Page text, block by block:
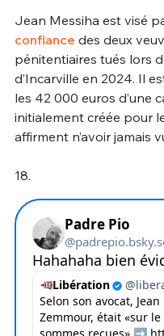
Jean Messiha est visé
confiance des deux
pénitentiaires tués lors
d’Incarville en 2024. Il
les 42 000 euros d’une
initialement créée pour
affirment n’avoir jamais
18.